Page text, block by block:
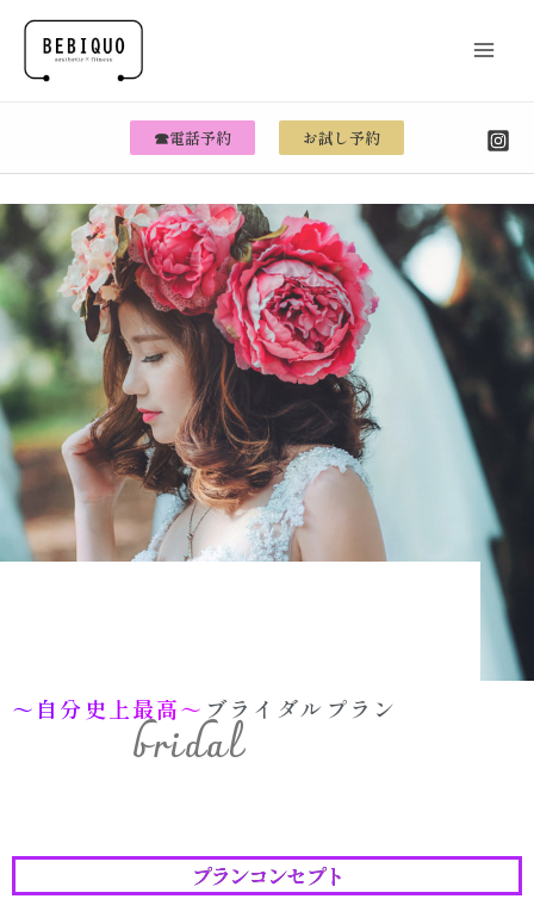
☎電話予約 お試し予約
～自分史上最高～ ブライダルプラン
プランコンセプト